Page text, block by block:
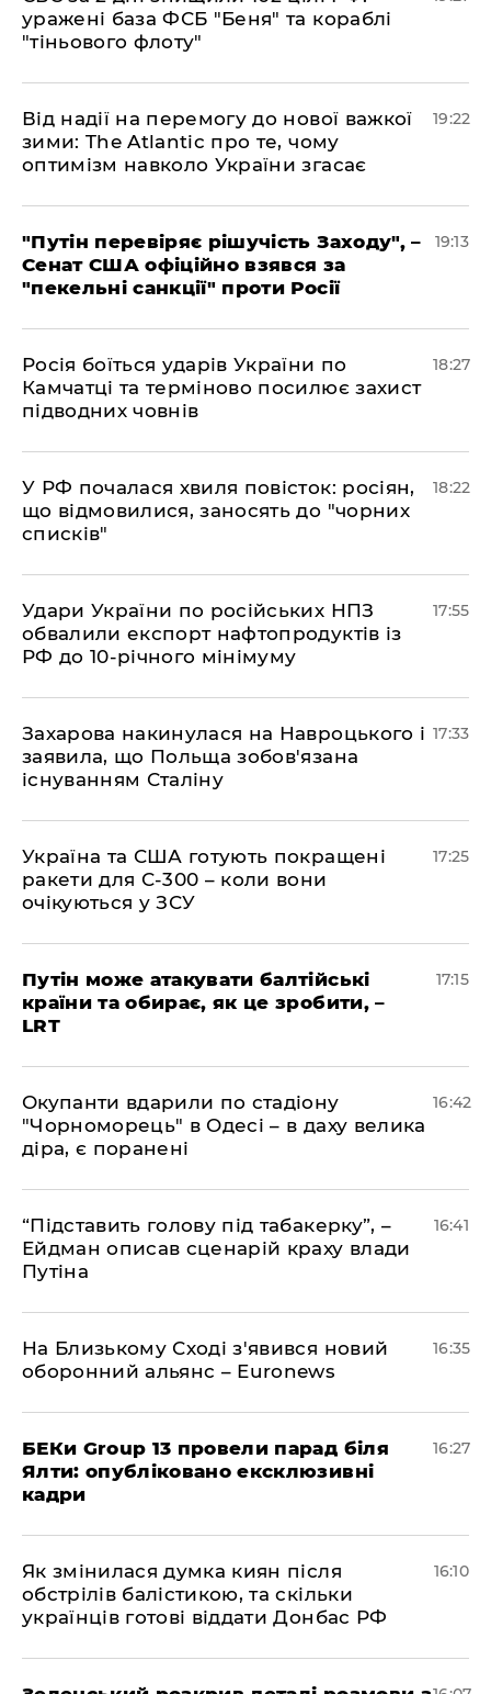
уражені база ФСБ "Беня" та кораблі
"тіньового флоту"
​Від надії на перемогу до нової важкої
зими: The Atlantic про те, чому
оптимізм навколо України згасає
19:22
​"Путін перевіряє рішучість Заходу", –
Сенат США офіційно взявся за
"пекельні санкції" проти Росії
19:13
​Росія боїться ударів України по
Камчатці та терміново посилює захист
підводних човнів
18:27
​У РФ почалася хвиля повісток: росіян,
що відмовилися, заносять до "чорних
списків"
18:22
​Удари України по російських НПЗ
обвалили експорт нафтопродуктів із
РФ до 10-річного мінімуму
17:55
​Захарова накинулася на Навроцького і
заявила, що Польща зобов'язана
існуванням Сталіну
17:33
​Україна та США готують покращені
ракети для С-300 – коли вони
очікуються у ЗСУ
17:25
​Путін може атакувати балтійські
країни та обирає, як це зробити, –
LRT
17:15
​Окупанти вдарили по стадіону
"Чорноморець" в Одесі – в даху велика
діра, є поранені
16:42
​“Підставить голову під табакерку”, –
Ейдман описав сценарій краху влади
Путіна
16:41
На Близькому Сході з'явився новий
оборонний альянс – Euronews
16:35
БЕКи Group 13 провели парад біля
Ялти: опубліковано ексклюзивні
кадри
16:27
Як змінилася думка киян після
обстрілів балістикою, та скільки
українців готові віддати Донбас РФ
16:10